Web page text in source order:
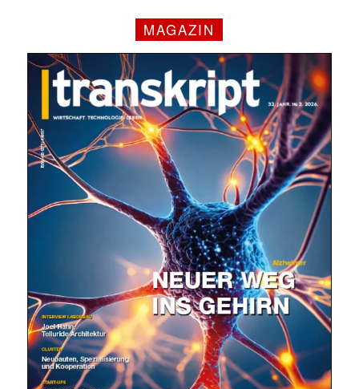
MAGAZIN